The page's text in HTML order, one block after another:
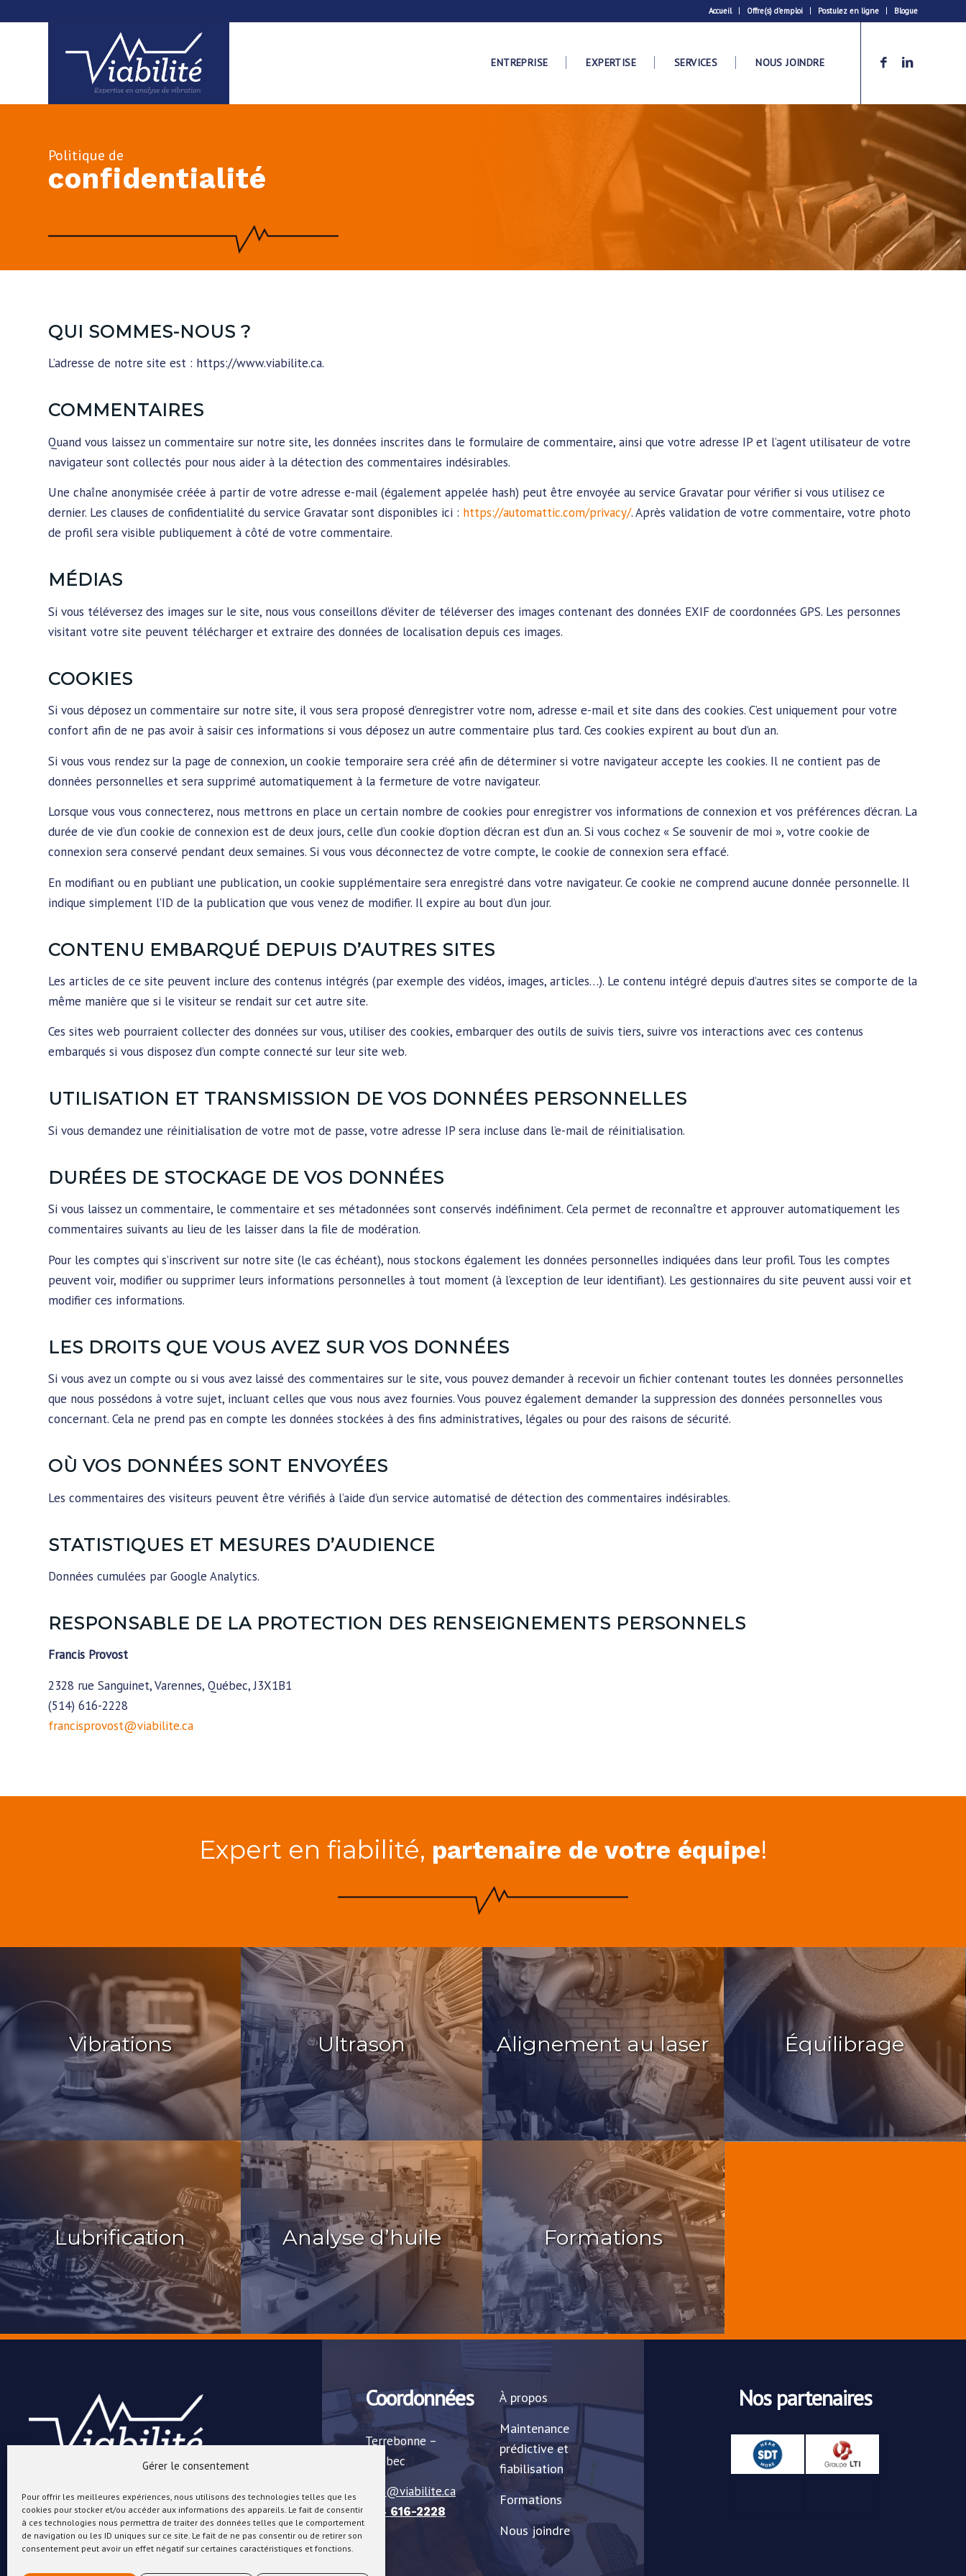
Gérer le consentement
Pour offrir les meilleures expériences, nous utilisons des technologies telles que les
cookies pour stocker et/ou accéder aux informations des appareils. Le fait de consentir
à ces technologies nous permettra de traiter des données telles que le comportement
de navigation ou les ID uniques sur ce site. Le fait de ne pas consentir ou de retirer son
consentement peut avoir un effet négatif sur certaines caractéristiques et fonctions.
Accueil Offre(s) d’emploi Postulez en ligne Blogue
ENTREPRISE EXPERTISE SERVICES NOUS JOINDRE
Politique de
confidentialité
QUI SOMMES-NOUS ?
L’adresse de notre site est : https://www.viabilite.ca.
COMMENTAIRES
Quand vous laissez un commentaire sur notre site, les données inscrites dans le formulaire de commentaire, ainsi que votre adresse IP et l’agent utilisateur de votre
navigateur sont collectés pour nous aider à la détection des commentaires indésirables.
Une chaîne anonymisée créée à partir de votre adresse e-mail (également appelée hash) peut être envoyée au service Gravatar pour vérifier si vous utilisez ce
dernier. Les clauses de confidentialité du service Gravatar sont disponibles ici : https://automattic.com/privacy/. Après validation de votre commentaire, votre photo
de profil sera visible publiquement à côté de votre commentaire.
MÉDIAS
Si vous téléversez des images sur le site, nous vous conseillons d’éviter de téléverser des images contenant des données EXIF de coordonnées GPS. Les personnes
visitant votre site peuvent télécharger et extraire des données de localisation depuis ces images.
COOKIES
Si vous déposez un commentaire sur notre site, il vous sera proposé d’enregistrer votre nom, adresse e-mail et site dans des cookies. C’est uniquement pour votre
confort afin de ne pas avoir à saisir ces informations si vous déposez un autre commentaire plus tard. Ces cookies expirent au bout d’un an.
Si vous vous rendez sur la page de connexion, un cookie temporaire sera créé afin de déterminer si votre navigateur accepte les cookies. Il ne contient pas de
données personnelles et sera supprimé automatiquement à la fermeture de votre navigateur.
Lorsque vous vous connecterez, nous mettrons en place un certain nombre de cookies pour enregistrer vos informations de connexion et vos préférences d’écran. La
durée de vie d’un cookie de connexion est de deux jours, celle d’un cookie d’option d’écran est d’un an. Si vous cochez « Se souvenir de moi », votre cookie de
connexion sera conservé pendant deux semaines. Si vous vous déconnectez de votre compte, le cookie de connexion sera effacé.
En modifiant ou en publiant une publication, un cookie supplémentaire sera enregistré dans votre navigateur. Ce cookie ne comprend aucune donnée personnelle. Il
indique simplement l’ID de la publication que vous venez de modifier. Il expire au bout d’un jour.
CONTENU EMBARQUÉ DEPUIS D’AUTRES SITES
Les articles de ce site peuvent inclure des contenus intégrés (par exemple des vidéos, images, articles…). Le contenu intégré depuis d’autres sites se comporte de la
même manière que si le visiteur se rendait sur cet autre site.
Ces sites web pourraient collecter des données sur vous, utiliser des cookies, embarquer des outils de suivis tiers, suivre vos interactions avec ces contenus
embarqués si vous disposez d’un compte connecté sur leur site web.
UTILISATION ET TRANSMISSION DE VOS DONNÉES PERSONNELLES
Si vous demandez une réinitialisation de votre mot de passe, votre adresse IP sera incluse dans l’e-mail de réinitialisation.
DURÉES DE STOCKAGE DE VOS DONNÉES
Si vous laissez un commentaire, le commentaire et ses métadonnées sont conservés indéfiniment. Cela permet de reconnaître et approuver automatiquement les
commentaires suivants au lieu de les laisser dans la file de modération.
Pour les comptes qui s’inscrivent sur notre site (le cas échéant), nous stockons également les données personnelles indiquées dans leur profil. Tous les comptes
peuvent voir, modifier ou supprimer leurs informations personnelles à tout moment (à l’exception de leur identifiant). Les gestionnaires du site peuvent aussi voir et
modifier ces informations.
LES DROITS QUE VOUS AVEZ SUR VOS DONNÉES
Si vous avez un compte ou si vous avez laissé des commentaires sur le site, vous pouvez demander à recevoir un fichier contenant toutes les données personnelles
que nous possédons à votre sujet, incluant celles que vous nous avez fournies. Vous pouvez également demander la suppression des données personnelles vous
concernant. Cela ne prend pas en compte les données stockées à des fins administratives, légales ou pour des raisons de sécurité.
OÙ VOS DONNÉES SONT ENVOYÉES
Les commentaires des visiteurs peuvent être vérifiés à l’aide d’un service automatisé de détection des commentaires indésirables.
STATISTIQUES ET MESURES D’AUDIENCE
Données cumulées par Google Analytics.
RESPONSABLE DE LA PROTECTION DES RENSEIGNEMENTS PERSONNELS
Francis Provost
2328 rue Sanguinet, Varennes, Québec, J3X1B1
(514) 616-2228
francisprovost@viabilite.ca
Expert en fiabilité, partenaire de votre équipe!
Vibrations Ultrason Alignement au laser Équilibrage
Lubrification Analyse d’huile Formations
Coordonnées
Terrebonne –
Québec
info@viabilite.ca
514 616-2228
À propos
Maintenance
prédictive et
fiabilisation
Formations
Nous joindre
Nos partenaires